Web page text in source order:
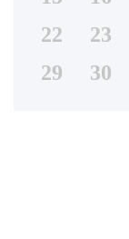
22
23
29
30